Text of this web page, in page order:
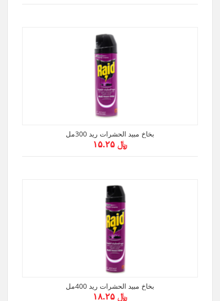
بخاخ مبيد الحشرات ريد 300مل
﷼ ۱۵.۲۵
بخاخ مبيد الحشرات ريد 400مل
﷼ ۱۸.۲۵